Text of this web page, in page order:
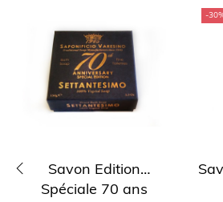
Savon Edition
Spéciale 70 ans
-